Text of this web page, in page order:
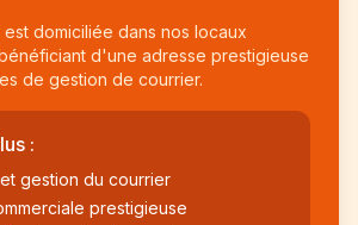
domiciliée dans nos locaux
d'une adresse prestigieuse
de gestion de courrier.
:
gestion du courrier
prestigieuse